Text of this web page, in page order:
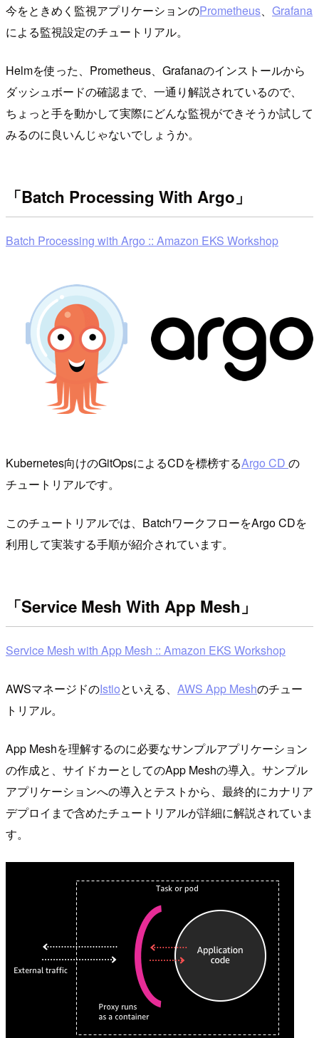
今をときめく監視アプリケーションのPrometheus、 Grafana
による監視設定のチュートリアル。
Helmを使った、Prometheus、Grafanaのインストールから
ダッシュボードの確認まで、一通り解説されているので、
ちょっと手を動かして実際にどんな監視ができそうか試して
みるのに良いんじゃないでしょうか。
「Batch Processing With Argo」
Batch Processing with Argo :: Amazon EKS Workshop
Kubernetes向けのGitOpsによるCDを標榜するArgo CD の
チュートリアルです。
このチュートリアルでは、BatchワークフローをArgo CDを
利用して実装する手順が紹介されています。
「Service Mesh With App Mesh」
Service Mesh with App Mesh :: Amazon EKS Workshop
AWSマネージドのIstioといえる、 AWS App Meshのチュー
トリアル。
App Meshを理解するのに必要なサンプルアプリケーション
の作成と、サイドカーとしてのApp Meshの導入。サンプル
アプリケーションへの導入とテストから、最終的にカナリア
デプロイまで含めたチュートリアルが詳細に解説されていま
す。